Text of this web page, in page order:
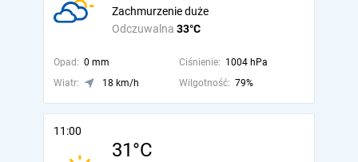
Odczuwalna 33°C
Zachmurzenie duże
Opad: 0 mm Ciśnienie: 1004 hPa
Wiatr:
18 km/h Wilgotność: 79%
11:00
31°C